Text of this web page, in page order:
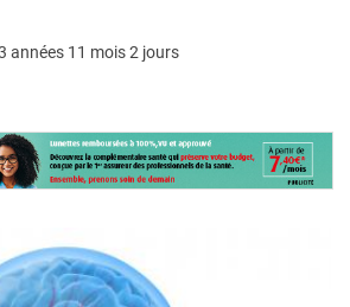
années 11 mois 2 jours